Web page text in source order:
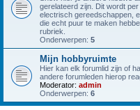
gerelateerd zijn. Dit wordt
electrisch gereedschappen,
die echt puur te maken
rubriek.
Onderwerpen: 5
Mijn hobbyruimte
Hier kan elk forumlid zijn of
andere forumleden hierop
Moderator: admin
Onderwerpen: 6